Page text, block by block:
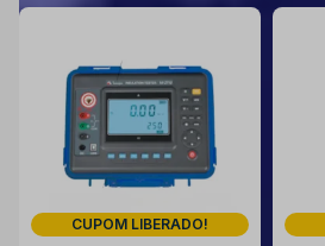
CUPOM LIBERADO!